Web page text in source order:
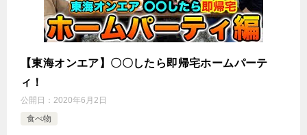
【東海オンエア】〇〇したら即帰宅ホームパーテ
ィ！
公開日： 2020年6月2日
食べ物